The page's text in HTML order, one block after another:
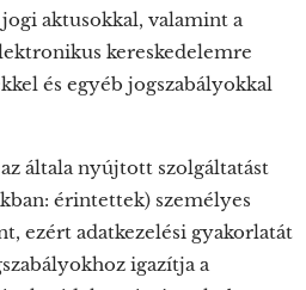
aktusokkal, valamint a
kereskedelemre
és egyéb jogszabályokkal
általa nyújtott szolgáltatást
érintettek) személyes
ezért adatkezelési gyakorlatát
igazítja a